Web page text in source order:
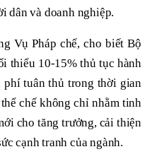
dân và doanh nghiệp.
Vụ Pháp chế, cho biết Bộ
thiểu 10-15% thủ tục hành
tuân thủ trong thời gian
chế không chỉ nhằm tinh
cho tăng trưởng, cải thiện
cạnh tranh của ngành.